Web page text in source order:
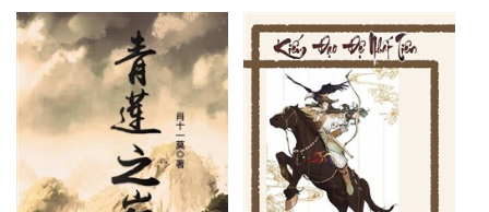
Đam Mỹ
Đẹp Hiệp
Tính Cách Nhân Vật :
Cơ Trí